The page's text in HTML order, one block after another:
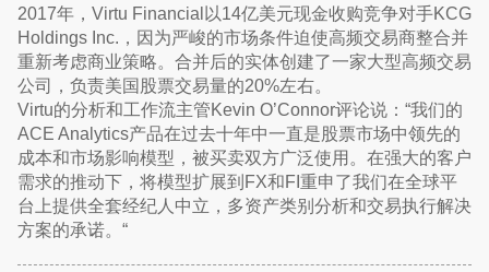
2017年，Virtu Financial以14亿美元现金收购竞争对手KCG
Holdings Inc.，因为严峻的市场条件迫使高频交易商整合并
重新考虑商业策略。合并后的实体创建了一家大型高频交易
公司，负责美国股票交易量的20%左右。
Virtu的分析和工作流主管Kevin O’Connor评论说：“我们的
ACE Analytics产品在过去十年中一直是股票市场中领先的
成本和市场影响模型，被买卖双方广泛使用。在强大的客户
需求的推动下，将模型扩展到FX和FI重申了我们在全球平
台上提供全套经纪人中立，多资产类别分析和交易执行解决
方案的承诺。“